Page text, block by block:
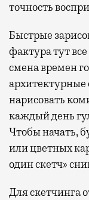
точность
Быстрые
фактура тут
смена времен
архитектурные
нарисовать
каждый день
Чтобы начать,
или цветных
один скетч»
Для скетчинга